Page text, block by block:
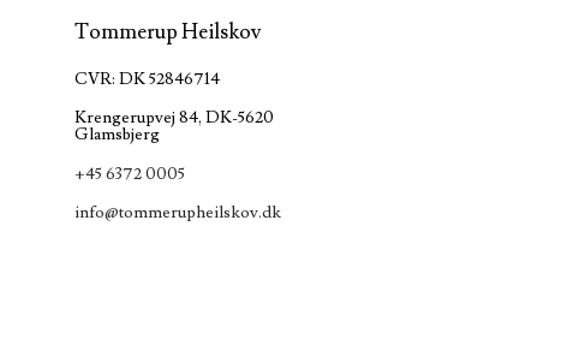
Tommerup Heilskov
CVR: DK 52846714
Krengerupvej 84, DK-5620
Glamsbjerg
+45 6372 0005
info@tommerupheilskov.dk